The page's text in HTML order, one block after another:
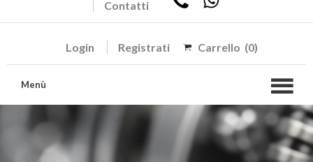
Contatti
Login Registrati Carrello (0)
Menù